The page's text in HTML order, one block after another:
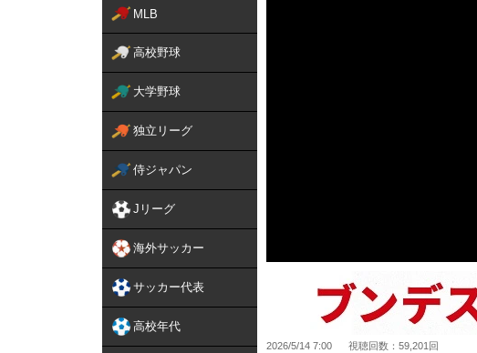
MLB
高校野球
大学野球
独立リーグ
侍ジャパン
Jリーグ
海外サッカー
サッカー代表
高校年代
2026/5/14 7:00 視聴回数：59,201回